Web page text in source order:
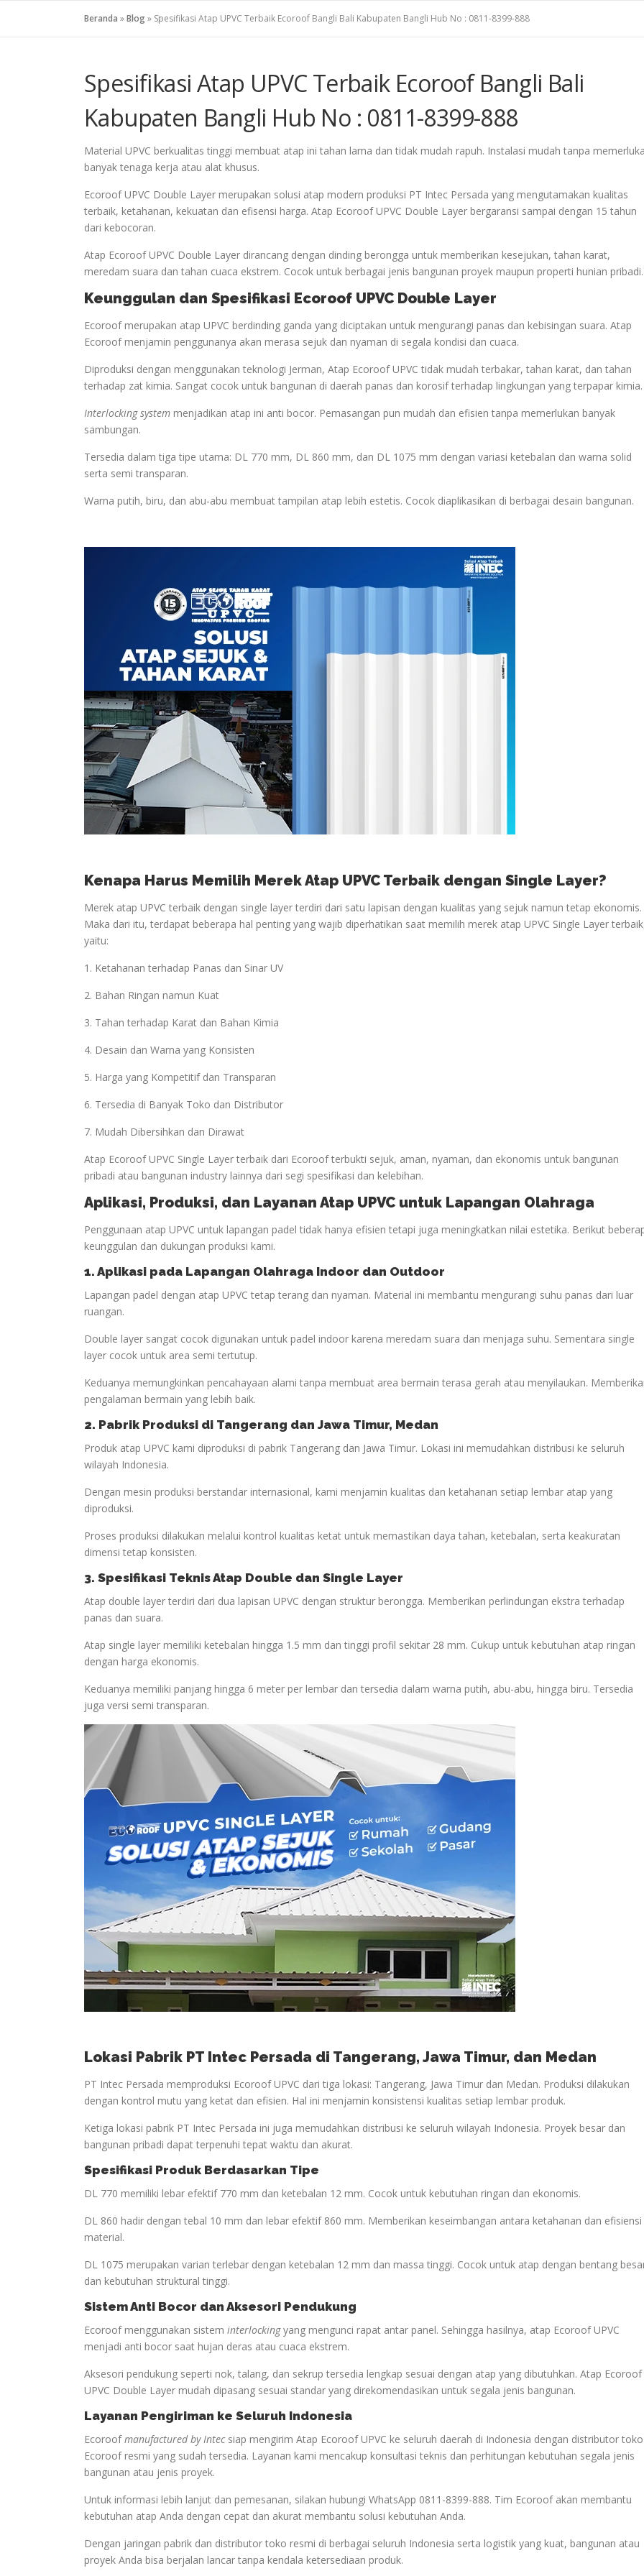
Beranda »Blog» Spesifikasi Atap UPVC Terbaik Ecoroof Bangli Bali Kabupaten Bangli Hub No : 0811-8399-888
Spesifikasi Atap UPVC Terbaik Ecoroof Bangli Bali
Kabupaten Bangli Hub No : 0811-8399-888
Material UPVC berkualitas tinggi membuat atap ini tahan lama dan tidak mudah rapuh. Instalasi mudah tanpa
banyak tenaga kerja atau alat khusus.
Ecoroof UPVC Double Layer merupakan solusi atap modern produksi PT Intec Persada yang mengutamakan kualitas
terbaik, ketahanan, kekuatan dan efisensi harga. Atap Ecoroof UPVC Double Layer bergaransi sampai dengan 15 tahun
dari kebocoran.
Atap Ecoroof UPVC Double Layer dirancang dengan dinding berongga untuk memberikan kesejukan, tahan karat,
meredam suara dan tahan cuaca ekstrem. Cocok untuk berbagai jenis bangunan proyek maupun properti hunian pribadi.
Keunggulan dan Spesifikasi Ecoroof UPVC Double Layer
Ecoroof merupakan atap UPVC berdinding ganda yang diciptakan untuk mengurangi panas dan kebisingan suara. Atap
Ecoroof menjamin penggunanya akan merasa sejuk dan nyaman di segala kondisi dan cuaca.
Diproduksi dengan menggunakan teknologi Jerman, Atap Ecoroof UPVC tidak mudah terbakar, tahan karat, dan tahan
terhadap zat kimia. Sangat cocok untuk bangunan di daerah panas dan korosif terhadap lingkungan yang terpapar kimia.
Interlocking system menjadikan atap ini anti bocor. Pemasangan pun mudah dan efisien tanpa memerlukan banyak
sambungan.
Tersedia dalam tiga tipe utama: DL 770 mm, DL 860 mm, dan DL 1075 mm dengan variasi ketebalan dan warna solid
serta semi transparan.
Warna putih, biru, dan abu-abu membuat tampilan atap lebih estetis. Cocok diaplikasikan di berbagai desain bangunan.
Kenapa Harus Memilih Merek Atap UPVC Terbaik dengan Single Layer?
Merek atap UPVC terbaik dengan single layer terdiri dari satu lapisan dengan kualitas yang sejuk namun tetap ekonomis.
Maka dari itu, terdapat beberapa hal penting yang wajib diperhatikan saat memilih merek atap UPVC Single Layer
yaitu:
1. Ketahanan terhadap Panas dan Sinar UV
2. Bahan Ringan namun Kuat
3. Tahan terhadap Karat dan Bahan Kimia
4. Desain dan Warna yang Konsisten
5. Harga yang Kompetitif dan Transparan
6. Tersedia di Banyak Toko dan Distributor
7. Mudah Dibersihkan dan Dirawat
Atap Ecoroof UPVC Single Layer terbaik dari Ecoroof terbukti sejuk, aman, nyaman, dan ekonomis untuk bangunan
pribadi atau bangunan industry lainnya dari segi spesifikasi dan kelebihan.
Aplikasi, Produksi, dan Layanan Atap UPVC untuk Lapangan Olahraga
Penggunaan atap UPVC untuk lapangan padel tidak hanya efisien tetapi juga meningkatkan nilai estetika. Berikut
keunggulan dan dukungan produksi kami.
1. Aplikasi pada Lapangan Olahraga Indoor dan Outdoor
Lapangan padel dengan atap UPVC tetap terang dan nyaman. Material ini membantu mengurangi suhu panas dari luar
ruangan.
Double layer sangat cocok digunakan untuk padel indoor karena meredam suara dan menjaga suhu. Sementara single
layer cocok untuk area semi tertutup.
Keduanya memungkinkan pencahayaan alami tanpa membuat area bermain terasa gerah atau menyilaukan.
pengalaman bermain yang lebih baik.
2. Pabrik Produksi di Tangerang dan Jawa Timur, Medan
Produk atap UPVC kami diproduksi di pabrik Tangerang dan Jawa Timur. Lokasi ini memudahkan distribusi ke seluruh
wilayah Indonesia.
Dengan mesin produksi berstandar internasional, kami menjamin kualitas dan ketahanan setiap lembar atap yang
diproduksi.
Proses produksi dilakukan melalui kontrol kualitas ketat untuk memastikan daya tahan, ketebalan, serta keakuratan
dimensi tetap konsisten.
3. Spesifikasi Teknis Atap Double dan Single Layer
Atap double layer terdiri dari dua lapisan UPVC dengan struktur berongga. Memberikan perlindungan ekstra terhadap
panas dan suara.
Atap single layer memiliki ketebalan hingga 1.5 mm dan tinggi profil sekitar 28 mm. Cukup untuk kebutuhan atap ringan
dengan harga ekonomis.
Keduanya memiliki panjang hingga 6 meter per lembar dan tersedia dalam warna putih, abu-abu, hingga biru. Tersedia
juga versi semi transparan.
Lokasi Pabrik PT Intec Persada di Tangerang, Jawa Timur, dan Medan
PT Intec Persada memproduksi Ecoroof UPVC dari tiga lokasi: Tangerang, Jawa Timur dan Medan. Produksi dilakukan
dengan kontrol mutu yang ketat dan efisien. Hal ini menjamin konsistensi kualitas setiap lembar produk.
Ketiga lokasi pabrik PT Intec Persada ini juga memudahkan distribusi ke seluruh wilayah Indonesia. Proyek besar dan
bangunan pribadi dapat terpenuhi tepat waktu dan akurat.
Spesifikasi Produk Berdasarkan Tipe
DL 770 memiliki lebar efektif 770 mm dan ketebalan 12 mm. Cocok untuk kebutuhan ringan dan ekonomis.
DL 860 hadir dengan tebal 10 mm dan lebar efektif 860 mm. Memberikan keseimbangan antara ketahanan dan efisiensi
material.
DL 1075 merupakan varian terlebar dengan ketebalan 12 mm dan massa tinggi. Cocok untuk atap dengan bentang
dan kebutuhan struktural tinggi.
Sistem Anti Bocor dan Aksesori Pendukung
Ecoroof menggunakan sistem interlockingyang mengunci rapat antar panel. Sehingga hasilnya, atap Ecoroof UPVC
menjadi anti bocor saat hujan deras atau cuaca ekstrem.
Aksesori pendukung seperti nok, talang, dan sekrup tersedia lengkap sesuai dengan atap yang dibutuhkan. Atap Ecoroof
UPVC Double Layer mudah dipasang sesuai standar yang direkomendasikan untuk segala jenis bangunan.
Layanan Pengiriman ke Seluruh Indonesia
Ecoroofmanufactured by Intecsiap mengirim Atap Ecoroof UPVC ke seluruh daerah di Indonesia dengan distributor toko
Ecoroof resmi yang sudah tersedia. Layanan kami mencakup konsultasi teknis dan perhitungan kebutuhan segala jenis
bangunan atau jenis proyek.
Untuk informasi lebih lanjut dan pemesanan, silakan hubungi WhatsApp 0811-8399-888. Tim Ecoroof akan membantu
kebutuhan atap Anda dengan cepat dan akurat membantu solusi kebutuhan Anda.
Dengan jaringan pabrik dan distributor toko resmi di berbagai seluruh Indonesia serta logistik yang kuat, bangunan atau
proyek Anda bisa berjalan lancar tanpa kendala ketersediaan produk.